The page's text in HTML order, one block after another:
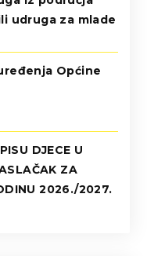
udruga za mlade
Općine
DJECE U
ZA
2026./2027.